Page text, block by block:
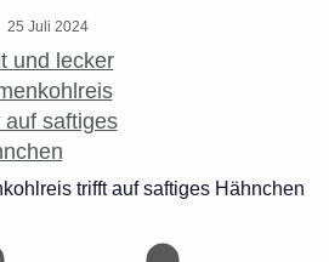
25 Juli 2024
trifft auf saftiges Hähnchen